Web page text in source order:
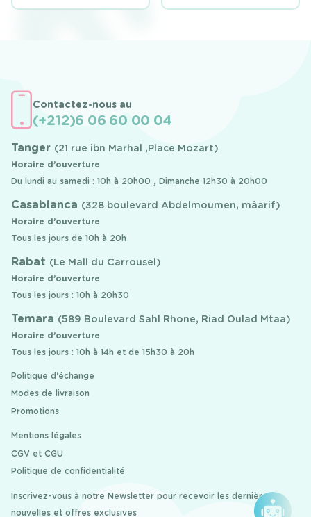
Contactez-nous au
(+212)6 06 60 00 04
Tanger (21 rue ibn Marhal ,Place Mozart)
Horaire d’ouverture
Du lundi au samedi : 10h à 20h00 , Dimanche 12h30 à 20h00
Casablanca (328 boulevard Abdelmoumen, mâarif)
Horaire d’ouverture
Tous les jours de 10h à 20h
Rabat (Le Mall du Carrousel)
Horaire d’ouverture
Tous les jours : 10h à 20h30
Temara (589 Boulevard Sahl Rhone, Riad Oulad Mtaa)
Horaire d’ouverture
Tous les jours : 10h à 14h et de 15h30 à 20h
Politique d'échange
Modes de livraison
Promotions
Mentions légales
CGV et CGU
Politique de confidentialité
Inscrivez-vous à notre Newsletter pour recevoir les dernières
nouvelles et offres exclusives